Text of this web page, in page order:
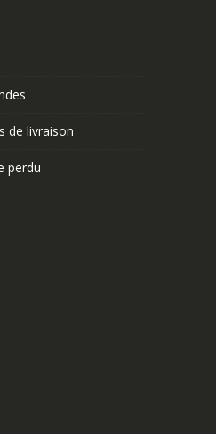
de livraison
perdu